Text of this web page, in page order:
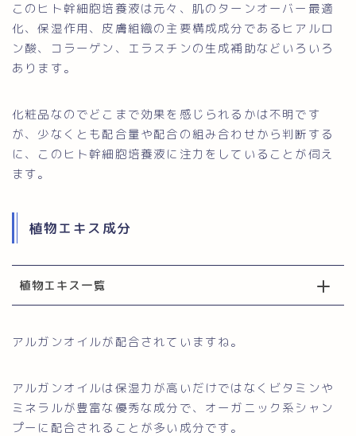
このヒト幹細胞培養液は元々、肌のターンオーバー最適
化、保湿作用、皮膚組織の主要構成成分であるヒアルロ
ン酸、コラーゲン、エラスチンの生成補助などいろいろ
あります。
化粧品なのでどこまで効果を感じられるかは不明です
が、少なくとも配合量や配合の組み合わせから判断する
に、このヒト幹細胞培養液に注力をしていることが伺え
ます。
植物エキス成分
植物エキス一覧
アルガンオイルが配合されていますね。
アルガンオイルは保湿力が高いだけではなくビタミンや
ミネラルが豊富な優秀な成分で、オーガニック系シャン
プーに配合されることが多い成分です。